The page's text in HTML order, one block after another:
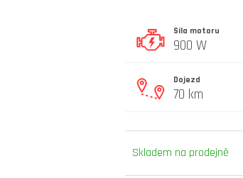
Síla motoru
900 W
Dojezd
70 km
Skladem na prodejně
v.2 cz edition
33 990 Kč